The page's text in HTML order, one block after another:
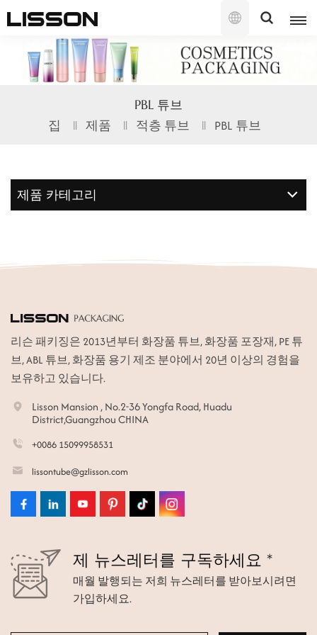
의
English
français
español
português
ไทย
中文
PBL 튜브
집 제품 적층 튜브 PBL 튜브
제품 카테고리
리슨 패키징은 2013년부터 화장품 튜브, 화장품 포장재, PE 튜
브, ABL 튜브, 화장품 용기 제조 분야에서 20년 이상의 경험을
보유하고 있습니다.
Lisson Mansion , No.2-36 Yongfa Road, Huadu
District,Guangzhou CHINA
+0086 15099958531
lissontube@gzlisson.com
제 뉴스레터를 구독하세요 *
매월 발행되는 저희 뉴스레터를 받아보시려면
가입하세요.